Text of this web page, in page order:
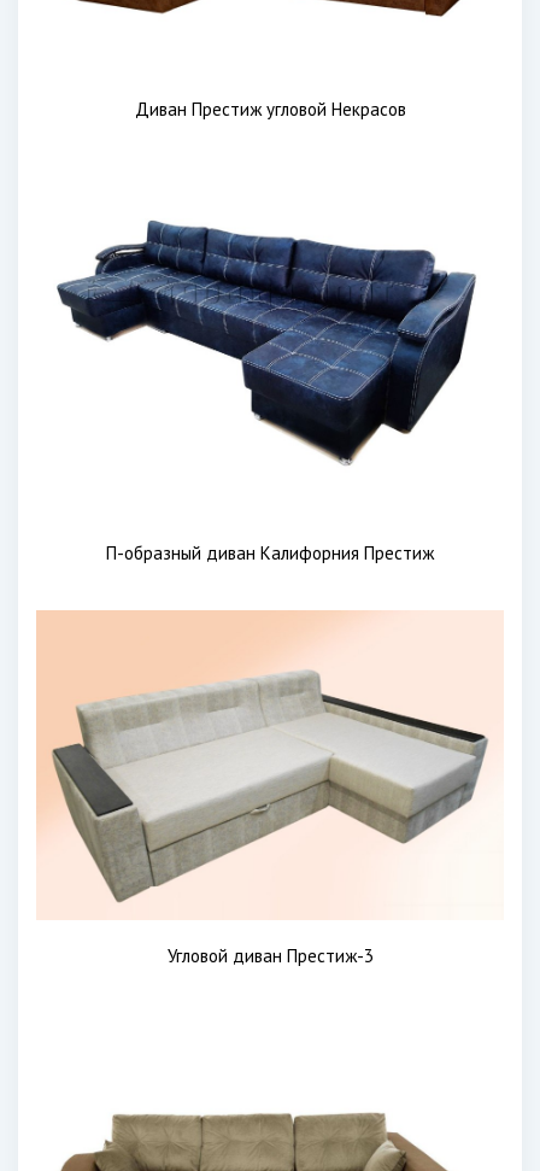
Диван Престиж угловой Некрасов
П-образный диван Калифорния Престиж
Угловой диван Престиж-3